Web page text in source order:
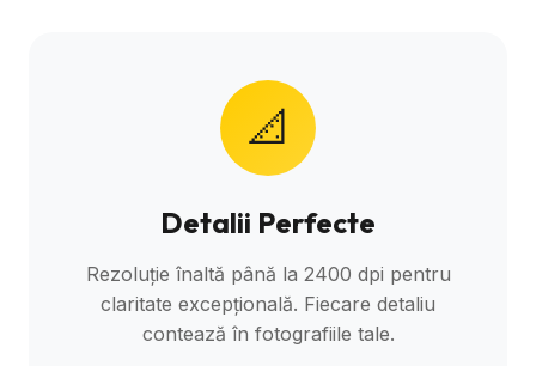
📐
Detalii Perfecte
Rezoluție înaltă până la 2400 dpi pentru
claritate excepțională. Fiecare detaliu
contează în fotografiile tale.